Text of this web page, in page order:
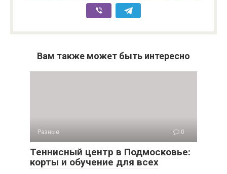
Вам также может быть интересно
Разные 0
Теннисный центр в Подмосковье:
корты и обучение для всех